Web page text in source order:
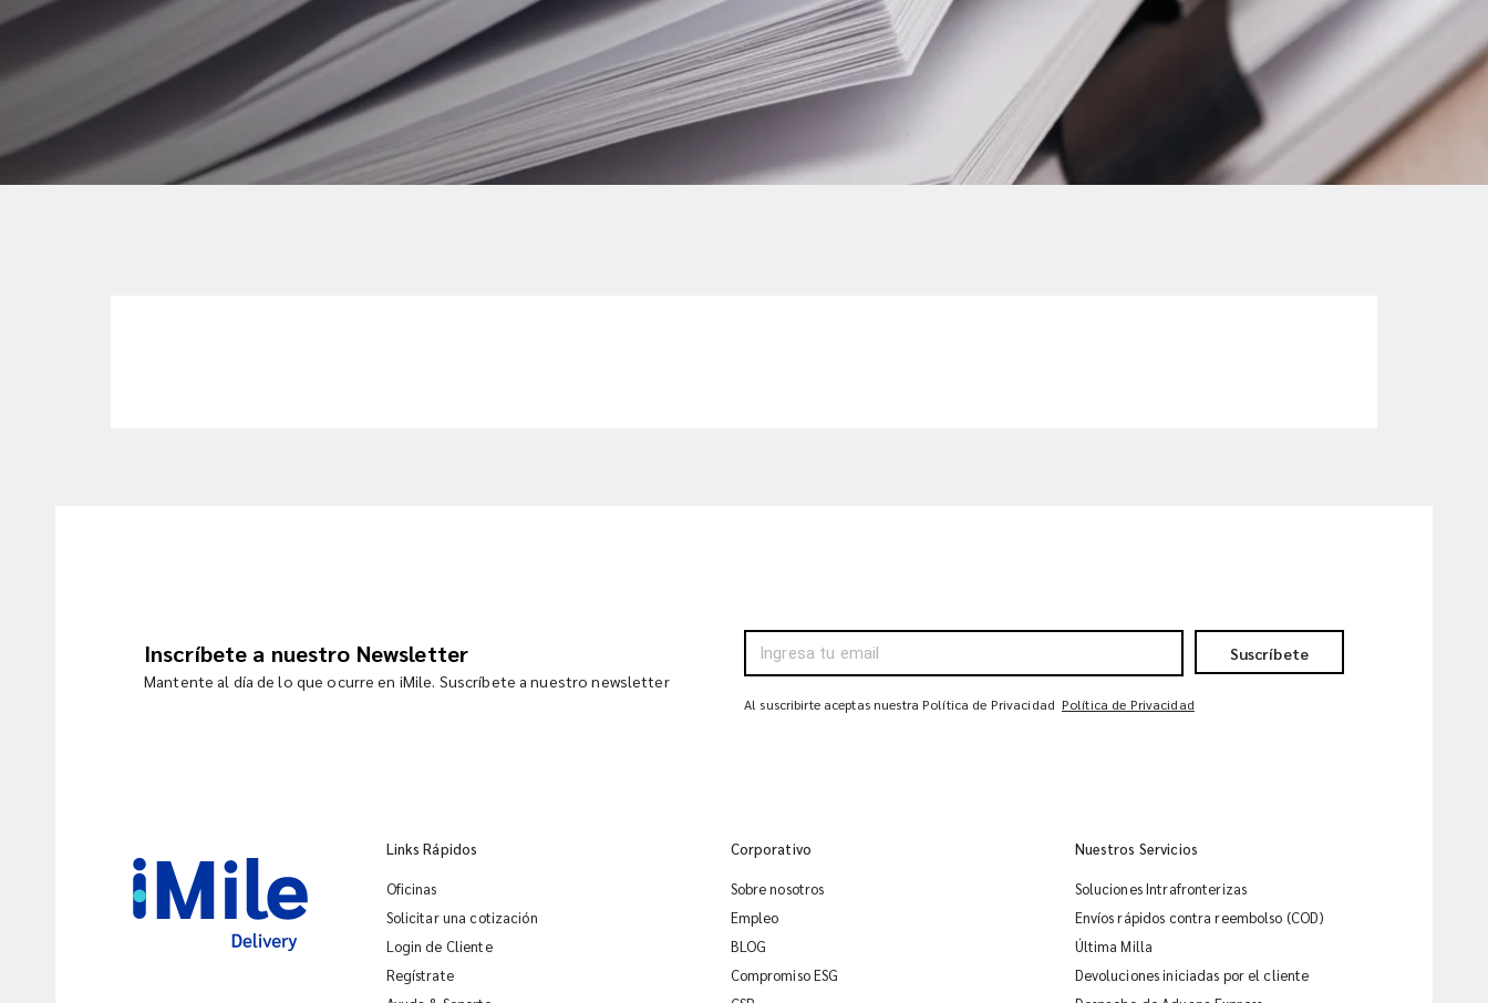
Inscríbete a nuestro Newsletter
Mantente al día de lo que ocurre en iMile. Suscríbete a nuestro newsletter
Suscríbete
Al suscribirte aceptas nuestra Política de Privacidad Política de Privacidad
Links Rápidos
Oficinas
Solicitar una cotización
Login de Cliente
Regístrate
Corporativo
Sobre nosotros
Empleo
BLOG
Compromiso ESG
Nuestros Servicios
Soluciones Intrafronterizas
Envíos rápidos contra reembolso (COD)
Última Milla
Devoluciones iniciadas por el cliente